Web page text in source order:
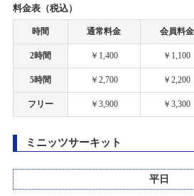
ホビーショップタムタム岡山店開店のお知
2021/02/02
ホビーショップタムタム金沢店開店のお知
2021/01/14
一部店舗 営業時間変更のお知らせ
2021/01/08
一部店舗 営業時間変更のお知らせ
ありがとう50周年 創業50周年感謝祭開
2026/01/17(土)～2026/02/16(月)
カテゴリ：キャンペーン
【札幌店】だーやまプレゼンツドリフ
2025/11/30(日)
2025/11/15(土)～2026/01/16(金)
料金表（税込）
時間 通常料金 会員料金
2時間 ￥1,400 ￥1,100
5時間 ￥2,700 ￥2,200
フリー ￥3,900 ￥3,300
ミニッツサーキット
平日